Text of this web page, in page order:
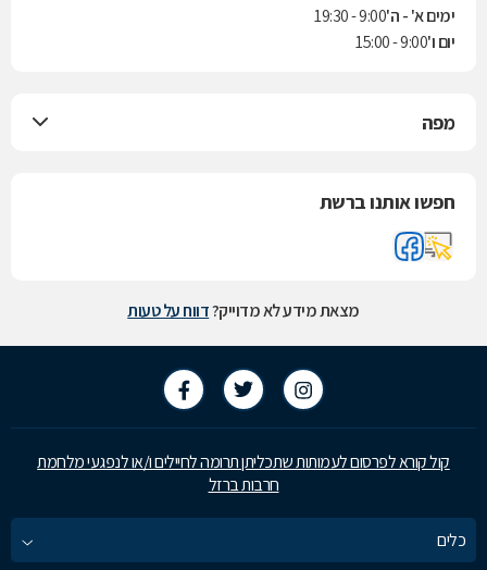
ימים א' - ה'9:00 - 19:30
יום ו'9:00 - 15:00
מפה
חפשו אותנו ברשת
מצאת מידע לא מדוייק?דווח על טעות
קול קורא לפרסום לעמותות שתכליתן תרומה לחיילים ו/או לנפגעי מלחמת
חרבות ברזל
כלים